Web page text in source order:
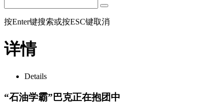
按Enter键搜索或按ESC键取消
详情
Details
“石油学霸”巴克正在抱团中